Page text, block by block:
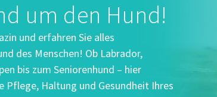
um den Hund!
und erfahren Sie alles
des Menschen! Ob Labrador,
bis zum Seniorenhund – hier
Pflege, Haltung und Gesundheit Ihres